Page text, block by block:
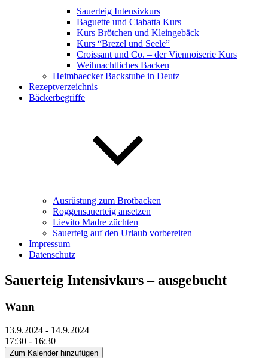
Sauerteig Intensivkurs
Baguette und Ciabatta Kurs
Kurs Brötchen und Kleingebäck
Kurs “Brezel und Seele”
Croissant und Co. – der Viennoiserie Kurs
Weihnachtliches Backen
Heimbaecker Backstube in Deutz
Rezeptverzeichnis
Bäckerbegriffe
Ausrüstung zum Brotbacken
Roggensauerteig ansetzen
Lievito Madre züchten
Sauerteig auf den Urlaub vorbereiten
Impressum
Datenschutz
Sauerteig Intensivkurs – ausgebucht
Wann
13.9.2024 - 14.9.2024
17:30 - 16:30
Zum Kalender hinzufügen